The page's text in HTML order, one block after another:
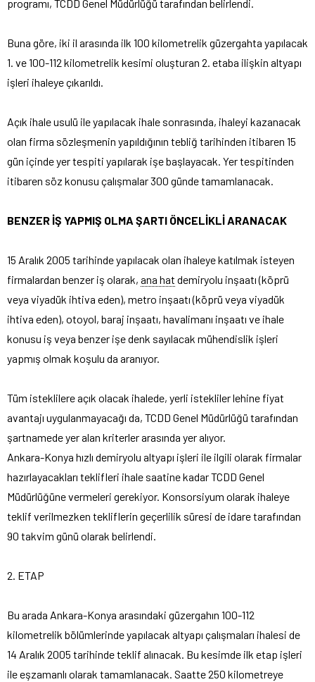
programı, TCDD Genel Müdürlüğü tarafından belirlendi.
Buna göre, iki il arasında ilk 100 kilometrelik güzergahta yapılacak
1. ve 100-112 kilometrelik kesimi oluşturan 2. etaba ilişkin altyapı
işleri ihaleye çıkarıldı.
Açık ihale usulü ile yapılacak ihale sonrasında, ihaleyi kazanacak
olan firma sözleşmenin yapıldığının tebliğ tarihinden itibaren 15
gün içinde yer tespiti yapılarak işe başlayacak. Yer tespitinden
itibaren söz konusu çalışmalar 300 günde tamamlanacak.
BENZER İŞ YAPMIŞ OLMA ŞARTI ÖNCELİKLİ ARANACAK
15 Aralık 2005 tarihinde yapılacak olan ihaleye katılmak isteyen
firmalardan benzer iş olarak, ana hat demiryolu inşaatı (köprü
veya viyadük ihtiva eden), metro inşaatı (köprü veya viyadük
ihtiva eden), otoyol, baraj inşaatı, havalimanı inşaatı ve ihale
konusu iş veya benzer işe denk sayılacak mühendislik işleri
yapmış olmak koşulu da aranıyor.
Tüm isteklilere açık olacak ihalede, yerli istekliler lehine fiyat
avantajı uygulanmayacağı da, TCDD Genel Müdürlüğü tarafından
şartnamede yer alan kriterler arasında yer alıyor.
Ankara-Konya hızlı demiryolu altyapı işleri ile ilgili olarak firmalar
hazırlayacakları teklifleri ihale saatine kadar TCDD Genel
Müdürlüğüne vermeleri gerekiyor. Konsorsiyum olarak ihaleye
teklif verilmezken tekliflerin geçerlilik süresi de idare tarafından
90 takvim günü olarak belirlendi.
2. ETAP
Bu arada Ankara-Konya arasındaki güzergahın 100-112
kilometrelik bölümlerinde yapılacak altyapı çalışmaları ihalesi de
14 Aralık 2005 tarihinde teklif alınacak. Bu kesimde ilk etap işleri
ile eşzamanlı olarak tamamlanacak. Saatte 250 kilometreye